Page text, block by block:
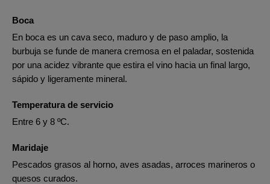
Boca
En boca es un cava seco, maduro y de paso amplio, la
burbuja se funde de manera cremosa en el paladar, sostenida
por una acidez vibrante que estira el vino hacia un final largo,
sápido y ligeramente mineral.
Temperatura de servicio
Entre 6 y 8 ºC.
Maridaje
Pescados grasos al horno, aves asadas, arroces marineros o
quesos curados.